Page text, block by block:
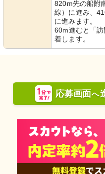
820m先の船附
線）に進み、
に進みます。
60m進むと「
着します。
応募画面へ